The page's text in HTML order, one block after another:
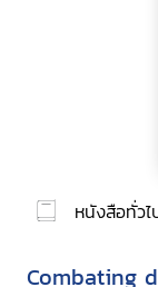
หนังสือทั่วไ
Combating